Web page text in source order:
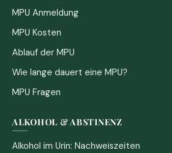
MPU Anmeldung
MPU Kosten
Ablauf der MPU
Wie lange dauert eine MPU?
MPU Fragen
ALKOHOL & ABSTINENZ
Alkohol im Urin: Nachweiszeiten